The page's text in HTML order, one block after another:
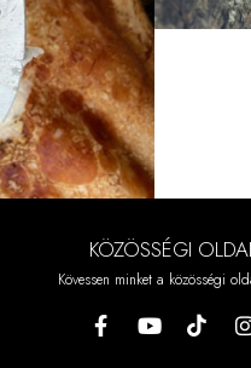
KÖZÖSSÉGI
Kövessen minket a közösségi